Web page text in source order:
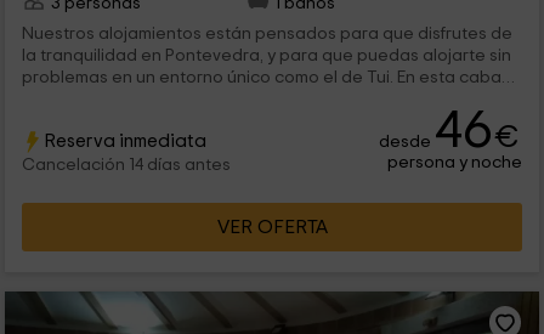
Nuestros alojamientos están pensados para que disfrutes de
la tranquilidad en Pontevedra, y para que puedas alojarte sin
problemas en un entorno único como el de Tui. En esta cabaña
las mejores comodidades. ¡Te esperamos con las puertas
abiertas!
Reserva inmediata
Cancelación 14 días antes
desde 46€
persona y noche
VER OFERTA